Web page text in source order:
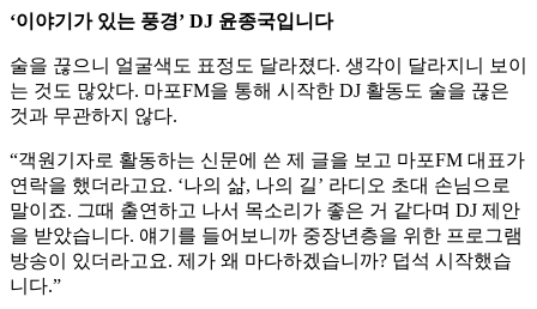
‘이야기가 있는 풍경’ DJ 윤종국입니다
술을 끊으니 얼굴색도 표정도 달라졌다. 생각이 달라지니 보이
는 것도 많았다. 마포FM을 통해 시작한 DJ 활동도 술을 끊은
것과 무관하지 않다.
“객원기자로 활동하는 신문에 쓴 제 글을 보고 마포FM 대표가
연락을 했더라고요. ‘나의 삶, 나의 길’ 라디오 초대 손님으로
말이죠. 그때 출연하고 나서 목소리가 좋은 거 같다며 DJ 제안
을 받았습니다. 얘기를 들어보니까 중장년층을 위한 프로그램
방송이 있더라고요. 제가 왜 마다하겠습니까? 덥석 시작했습
니다.”